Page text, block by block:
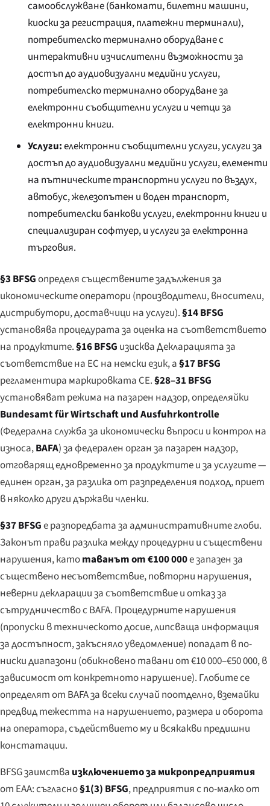
самообслужване (банкомати, билетни машини,
киоски за регистрация, платежни терминали),
потребителско терминално оборудване с
интерактивни изчислителни възможности за
достъп до аудиовизуални медийни услуги,
потребителско терминално оборудване за
електронни съобщителни услуги и четци за
електронни книги.
Услуги:електронни съобщителни услуги, услуги за
достъп до аудиовизуални медийни услуги, елементи
на пътническите транспортни услуги по въздух,
автобус, железопътен и воден транспорт,
потребителски банкови услуги, електронни книги и
специализиран софтуер, и услуги за електронна
търговия.
§3 BFSGопределя съществените задължения за
икономическите оператори (производители, вносители,
дистрибутори, доставчици на услуги).§14 BFSG
установява процедурата за оценка на съответствието
на продуктите.§16 BFSG изисква Декларацията за
съответствие на ЕС на немски език, а§17 BFSG
регламентира маркировката CE.§28–31 BFSG
установяват режима на пазарен надзор, определяйки
Bundesamt für Wirtschaft und Ausfuhrkontrolle
(Федерална служба за икономически въпроси и контрол на
износа,BAFA) за федерален орган за пазарен надзор,
отговарящ едновременно за продуктите и за услугите —
единен орган, за разлика от разпределения подход, приет
в няколко други държави членки.
§37 BFSGе разпоредбата за административните глоби.
Законът прави разлика между процедурни и съществени
нарушения, катотаванът от €100 000е запазен за
съществено несъответствие, повторни нарушения,
неверни декларации за съответствие и отказ за
сътрудничество с BAFA. Процедурните нарушения
(пропуски в техническото досие, липсваща информация
за достъпност, закъсняло уведомление) попадат в по-
ниски диапазони (обикновено тавани от €10 000–€50 000, в
зависимост от конкретното нарушение). Глобите се
определят от BAFA за всеки случай поотделно, вземайки
предвид тежестта на нарушението, размера и оборота
на оператора, съдействието му и всякакви предишни
констатации.
BFSG заимства изключението за микропредприятия
от EAA: съгласно§1(3) BFSG, предприятия с по-малко от